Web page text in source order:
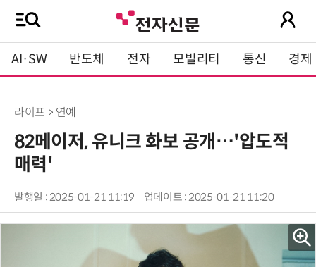
AI·SW 반도체 전자 모빌리티 통신 경제
라이프 > 연예
82메이저, 유니크 화보 공개…'압도적
매력'
발행일 : 2025-01-21 11:19 업데이트 : 2025-01-21 11:20